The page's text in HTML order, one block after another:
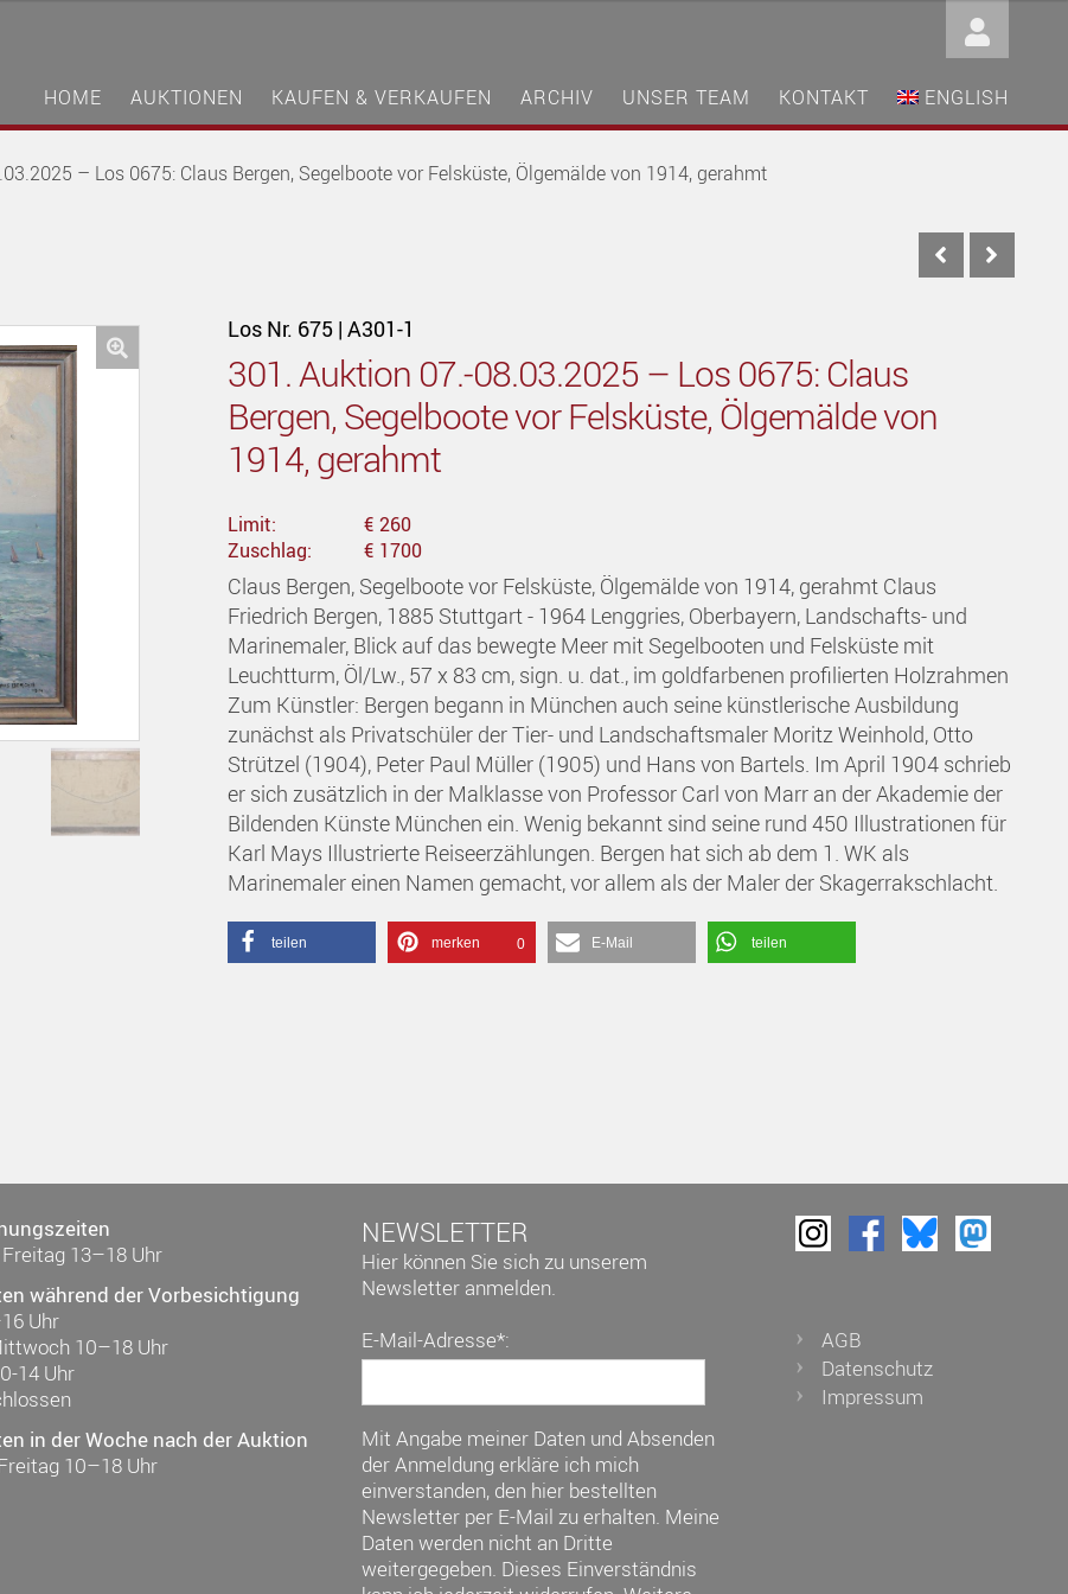
HOME AUKTIONEN KAUFEN & VERKAUFEN ARCHIV UNSER TEAM KONTAKT ENGLISH
– Los 0675: Claus Bergen, Segelboote vor Felsküste, Ölgemälde von 1914, gerahmt
Los Nr. 675 | A301-1
301. Auktion 07.-08.03.2025 – Los 0675: Claus
Bergen, Segelboote vor Felsküste, Ölgemälde von
1914, gerahmt
Limit:
€ 260
Zuschlag:
€ 1700
Claus Bergen, Segelboote vor Felsküste, Ölgemälde von 1914, gerahmt Claus
Friedrich Bergen, 1885 Stuttgart - 1964 Lenggries, Oberbayern, Landschafts- und
Marinemaler, Blick auf das bewegte Meer mit Segelbooten und Felsküste mit
Leuchtturm, Öl/Lw., 57 x 83 cm, sign. u. dat., im goldfarbenen profilierten Holzrahmen
Zum Künstler: Bergen begann in München auch seine künstlerische Ausbildung
zunächst als Privatschüler der Tier- und Landschaftsmaler Moritz Weinhold, Otto
Strützel (1904), Peter Paul Müller (1905) und Hans von Bartels. Im April 1904 schrieb
er sich zusätzlich in der Malklasse von Professor Carl von Marr an der Akademie der
Bildenden Künste München ein. Wenig bekannt sind seine rund 450 Illustrationen für
Karl Mays Illustrierte Reiseerzählungen. Bergen hat sich ab dem 1. WK als
Marinemaler einen Namen gemacht, vor allem als der Maler der Skagerrakschlacht.
teilen merken 0 E-Mail teilen
13–18 Uhr
während der Vorbesichtigung
Uhr
10–18 Uhr
14 Uhr
in der Woche nach der Auktion
10–18 Uhr
NEWSLETTER
Hier können Sie sich zu unserem
Newsletter anmelden.
E-Mail-Adresse*:
Mit Angabe meiner Daten und Absenden
der Anmeldung erkläre ich mich
einverstanden, den hier bestellten
Newsletter per E-Mail zu erhalten. Meine
Daten werden nicht an Dritte
weitergegeben. Dieses Einverständnis
AGB
Datenschutz
Impressum